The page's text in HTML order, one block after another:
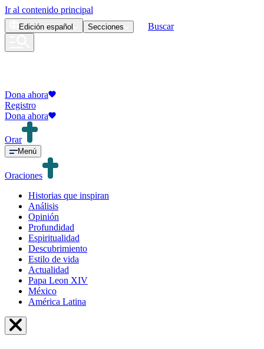
Ir al contenido principal
Edición español Secciones Buscar
Dona ahora
Registro
Dona ahora
Orar
Menú
Oraciones
Historias que inspiran
Análisis
Opinión
Profundidad
Espiritualidad
Descubrimiento
Estilo de vida
Actualidad
Papa Leon XIV
México
América Latina